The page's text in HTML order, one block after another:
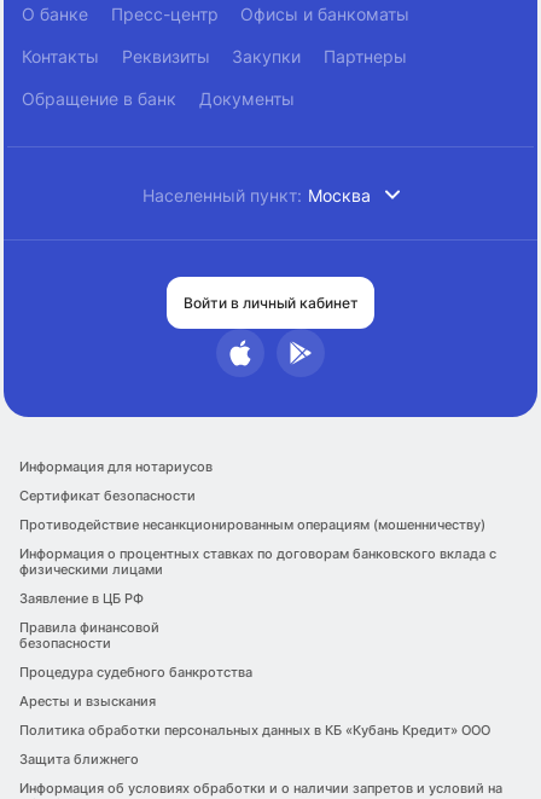
О банке Пресс-центр Офисы и банкоматы
Контакты Реквизиты Закупки Партнеры
Обращение в банк Документы
Населенный пункт: Москва
Войти в личный кабинет
Информация для нотариусов
Сертификат безопасности
Противодействие несанкционированным операциям (мошенничеству)
Информация о процентных ставках по договорам банковского вклада с
физическими лицами
Заявление в ЦБ РФ
Правила финансовой
безопасности
Процедура судебного банкротства
Аресты и взыскания
Политика обработки персональных данных в КБ «Кубань Кредит» ООО
Защита ближнего
Информация об условиях обработки и о наличии запретов и условий на